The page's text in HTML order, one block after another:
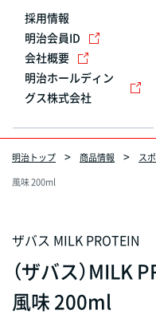
採用情報
明治会員ID
会社概要
明治ホールディン
グス株式会社
明治トップ 商品情報 ス
風味 200ml
ザバス MILK PROTEIN
（ザバス）MILK
風味 200ml